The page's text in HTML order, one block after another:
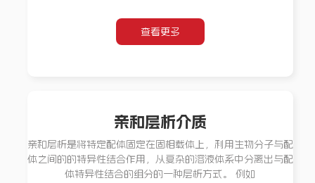
查看更多
亲和层析介质
亲和层析是将特定配体固定在固相载体上，利用生物分子与配
体之间的的特异性结合作用，从复杂的溶液体系中分离出与配
体特异性结合的组分的一种层析方式。 例如